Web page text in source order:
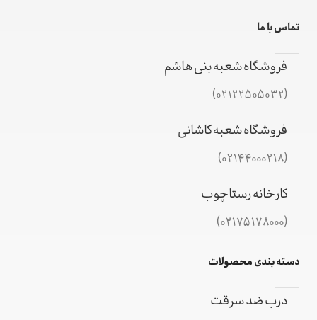
تماس با ما
فروشگاه شعبه بنی هاشم
(02122505032)
فروشگاه شعبه کاشانی
(02144000218)
کارخانه رستاچوب
(02175178000)
دسته بندی محصولات
درب ضد سرقت